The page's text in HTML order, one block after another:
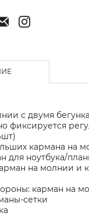
с двумя
фиксируется
кармана на
для ноутбука/
на молнии и
карман на
сетки